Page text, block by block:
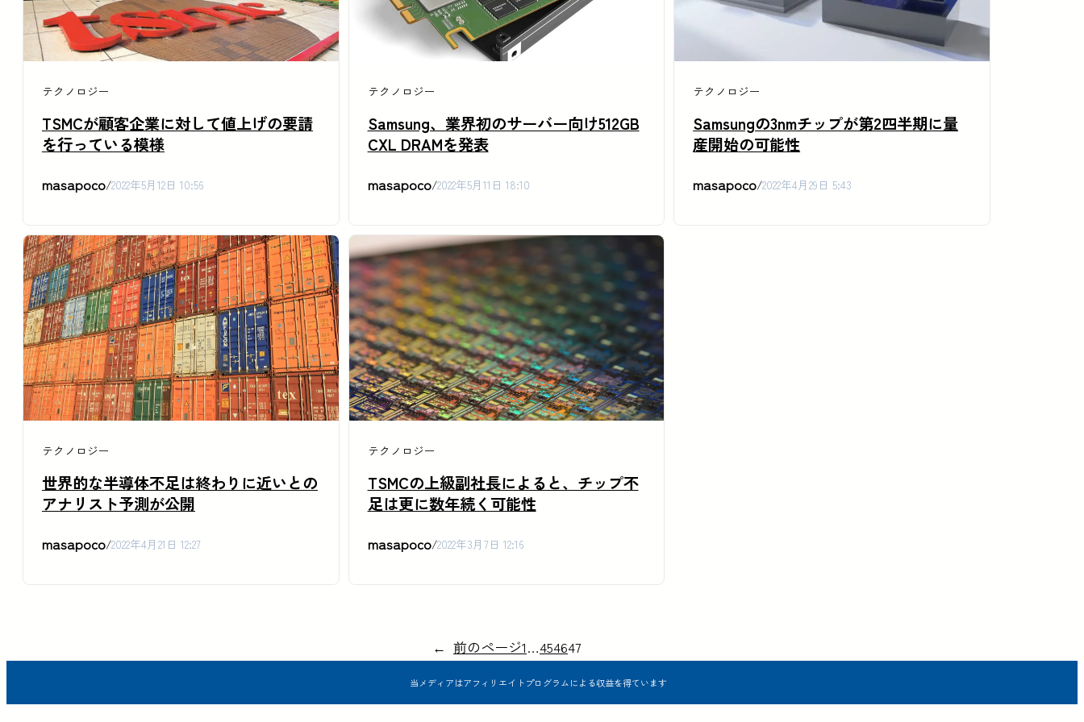
テクノロジー
TSMCが顧客企業に対して値上げの要請
を行っている模様
masapoco/2022年5月12日 10:56
テクノロジー
Samsung、業界初のサーバー向け512GB
CXL DRAMを発表
masapoco/2022年5月11日 18:10
テクノロジー
Samsungの3nmチップが第2四半期に量
産開始の可能性
masapoco/2022年4月29日 5:43
テクノロジー
世界的な半導体不足は終わりに近いとの
アナリスト予測が公開
masapoco/2022年4月21日 12:27
テクノロジー
TSMCの上級副社長によると、チップ不
足は更に数年続く可能性
masapoco/2022年3月7日 12:16
← 前のページ1…454647
当メディアはアフィリエイトプログラムによる収益を得ています